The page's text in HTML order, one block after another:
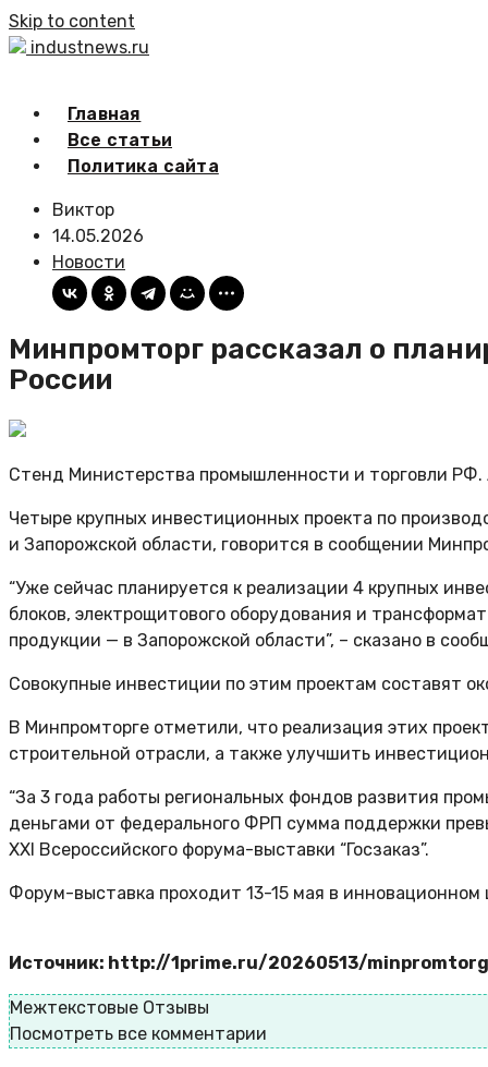
Skip to content
industnews.ru
Главная
Все статьи
Политика сайта
Виктор
14.05.2026
Новости
Минпромторг рассказал о
России
Стенд Министерства промышленности и торговли РФ.
Четыре крупных инвестиционных проекта по
и Запорожской области, говорится в сообщении
“Уже сейчас планируется к реализации 4 крупных
блоков, электрощитового оборудования и
продукции — в Запорожской области”, – сказано в
Совокупные инвестиции по этим проектам составят
В Минпромторге отметили, что реализация этих
строительной отрасли, а также улучшить
“За 3 года работы региональных фондов развития
деньгами от федерального ФРП сумма поддержки
XXI Всероссийского форума-выставки “Госзаказ”.
Форум-выставка проходит 13-15 мая в
Источник: http://1prime.ru/20260513/
Межтекстовые Отзывы
Посмотреть все комментарии